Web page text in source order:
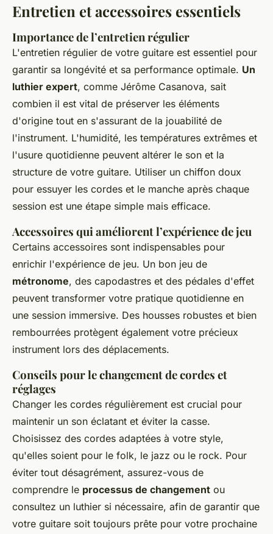
Entretien et accessoires essentiels
Importance de l’entretien régulier
L'entretien régulier de votre guitare est essentiel pour
garantir sa longévité et sa performance optimale. Un
luthier expert, comme Jérôme Casanova, sait
combien il est vital de préserver les éléments
d'origine tout en s'assurant de la jouabilité de
l'instrument. L'humidité, les températures extrêmes et
l'usure quotidienne peuvent altérer le son et la
structure de votre guitare. Utiliser un chiffon doux
pour essuyer les cordes et le manche après chaque
session est une étape simple mais efficace.
Accessoires qui améliorent l’expérience de jeu
Certains accessoires sont indispensables pour
enrichir l'expérience de jeu. Un bon jeu de
métronome, des capodastres et des pédales d'effet
peuvent transformer votre pratique quotidienne en
une session immersive. Des housses robustes et bien
rembourrées protègent également votre précieux
instrument lors des déplacements.
Conseils pour le changement de cordes et
réglages
Changer les cordes régulièrement est crucial pour
maintenir un son éclatant et éviter la casse.
Choisissez des cordes adaptées à votre style,
qu'elles soient pour le folk, le jazz ou le rock. Pour
éviter tout désagrément, assurez-vous de
comprendre le processus de changement ou
consultez un luthier si nécessaire, afin de garantir que
votre guitare soit toujours prête pour votre prochaine